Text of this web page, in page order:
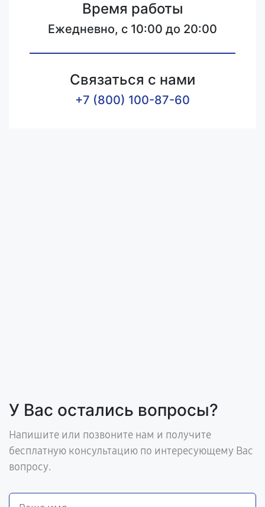
Время работы
Ежедневно, с 10:00 до 20:00
Связаться с нами
+7 (800) 100-87-60
У Вас остались вопросы?
Напишите или позвоните нам и получите
бесплатную консультацию по интересующему Вас
вопросу.